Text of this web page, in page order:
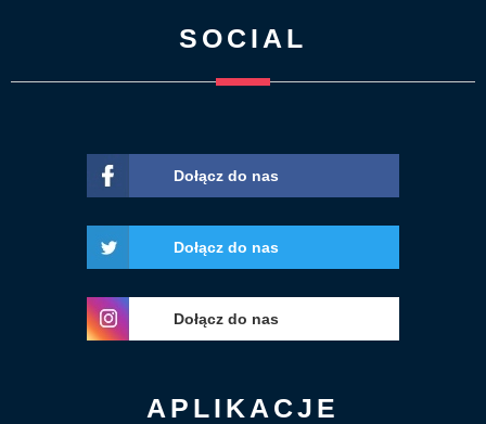
SOCIAL
Dołącz do nas
Dołącz do nas
Dołącz do nas
APLIKACJE